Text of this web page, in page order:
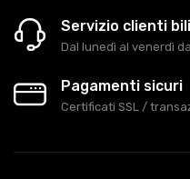
Servizio clienti
Dal lunedì al venerdì
Pagamenti sicuri
Certificati SSL /